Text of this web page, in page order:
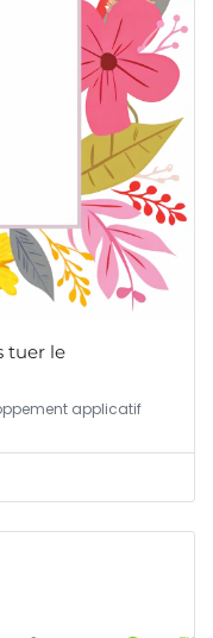
tuer le
applicatif